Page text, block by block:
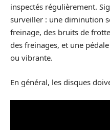
inspectés régulièrement.
surveiller : une diminution
freinage, des bruits de
des freinages, et une
ou vibrante.
En général, les disques